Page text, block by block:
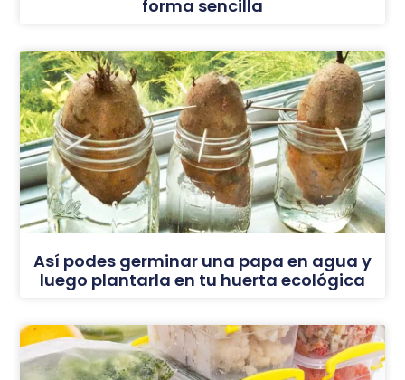
forma sencilla
Así podes germinar una papa en agua y
luego plantarla en tu huerta ecológica